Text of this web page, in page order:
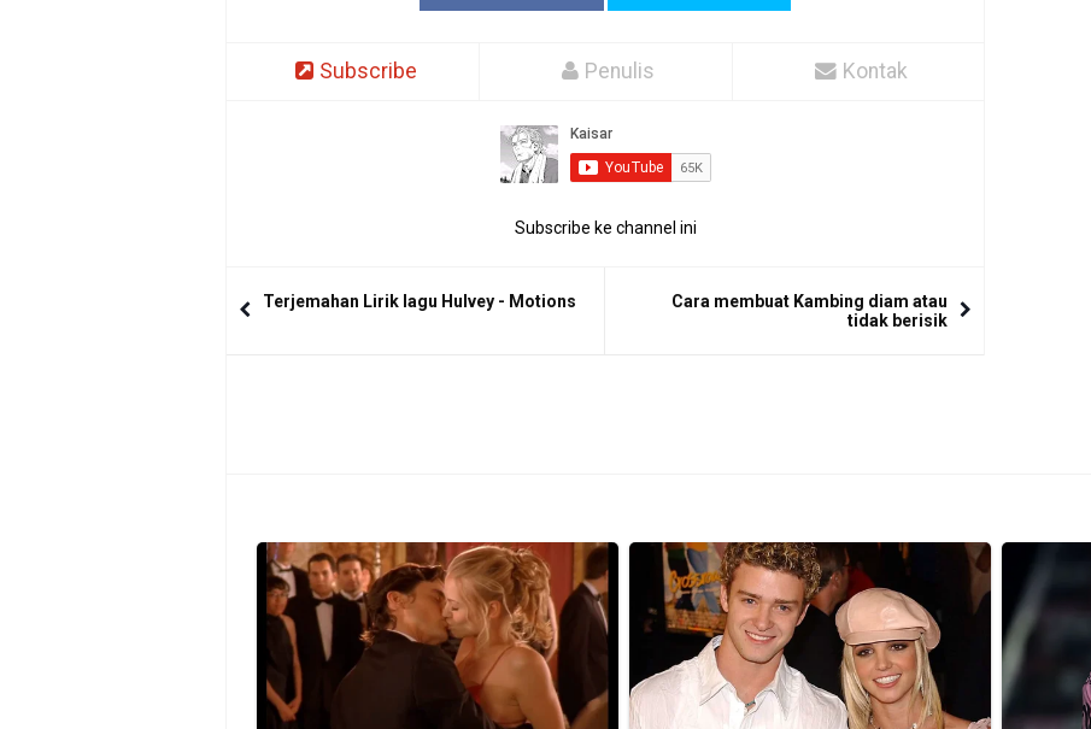
Subscribe Penulis Kontak
Subscribe ke channel ini
Terjemahan Lirik lagu Hulvey - Motions
Cara membuat Kambing diam atau
tidak berisik